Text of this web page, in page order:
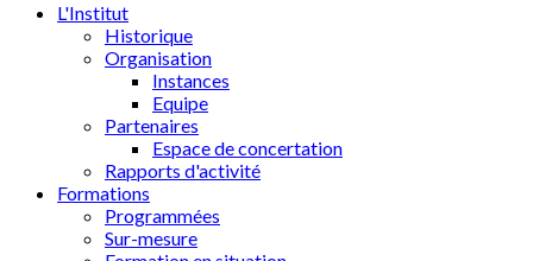
L'Institut
Historique
Organisation
Instances
Equipe
Partenaires
Espace de concertation
Rapports d'activité
Formations
Programmées
Sur-mesure